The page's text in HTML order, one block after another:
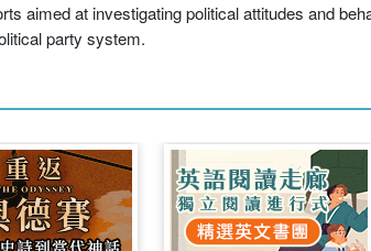
aimed at investigating political attitudes and
party system.